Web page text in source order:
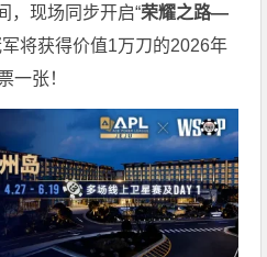
，现场同步开启“荣耀之路—
军将获得价值1万刀的2026年
一张！